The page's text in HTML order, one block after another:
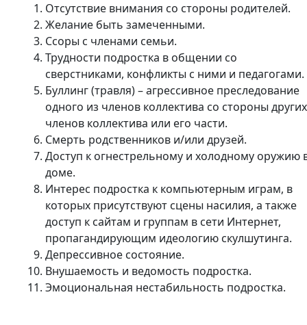
Отсутствие внимания со стороны родителей.
Желание быть замеченными.
Ссоры с членами семьи.
Трудности подростка в общении со
сверстниками, конфликты с ними и педагогами.
Буллинг (травля) – агрессивное преследование
одного из членов коллектива со стороны других
членов коллектива или его части.
Смерть родственников и/или друзей.
Доступ к огнестрельному и холодному оружию
доме.
Интерес подростка к компьютерным играм, в
которых присутствуют сцены насилия, а также
доступ к сайтам и группам в сети Интернет,
пропагандирующим идеологию скулшутинга.
Депрессивное состояние.
Внушаемость и ведомость подростка.
Эмоциональная нестабильность подростка.